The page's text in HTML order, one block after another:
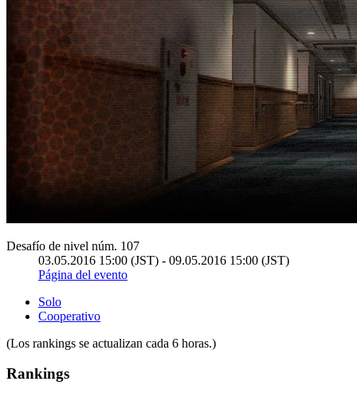
Desafío de nivel núm. 107
03.05.2016 15:00 (JST) - 09.05.2016 15:00 (JST)
Página del evento
Solo
Cooperativo
(Los rankings se actualizan cada 6 horas.)
Rankings